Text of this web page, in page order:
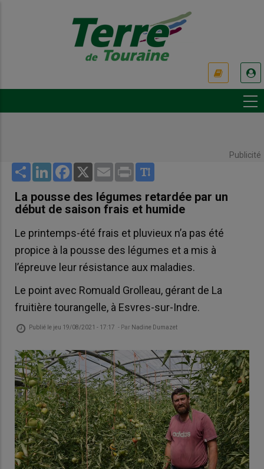
Publicité
Share LinkedInFacebook
X Email Print
La pousse des légumes retardée par un
début de saison frais et humide
Le printemps-été frais et pluvieux n’a pas été
propice à la pousse des légumes et a mis à
l’épreuve leur résistance aux maladies.
Le point avec Romuald Grolleau, gérant de La
fruitière tourangelle, à Esvres-sur-Indre.
Publié le jeu 19/08/2021 - 17:17 - Par Nadine Dumazet